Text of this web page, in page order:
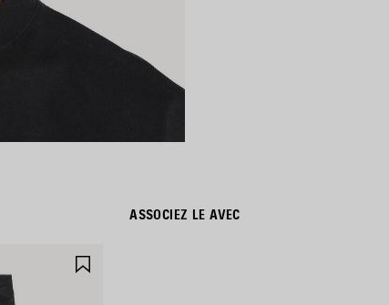
ASSOCIEZ LE AVEC